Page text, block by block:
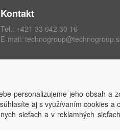
Kontakt
Tel.: +421 33 642 30 16
E-mail:
spol. s r.o.2026
personalizujeme jeho obsah a
aj s využívaním cookies a
sieťach a v reklamných